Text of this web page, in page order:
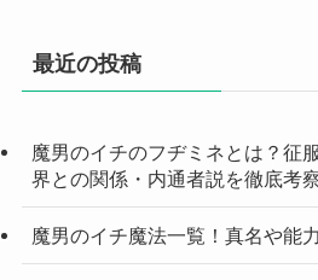
最近の投稿
魔男のイチのフヂミネとは？征
界との関係・内通者説を徹底考
魔男のイチ魔法一覧！真名や能